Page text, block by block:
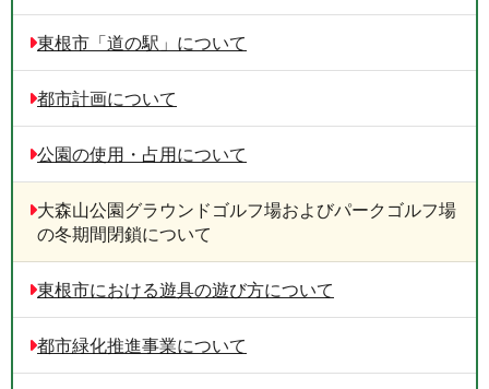
東根市「道の駅」について
都市計画について
公園の使用・占用について
大森山公園グラウンドゴルフ場およびパークゴルフ場
の冬期間閉鎖について
東根市における遊具の遊び方について
都市緑化推進事業について